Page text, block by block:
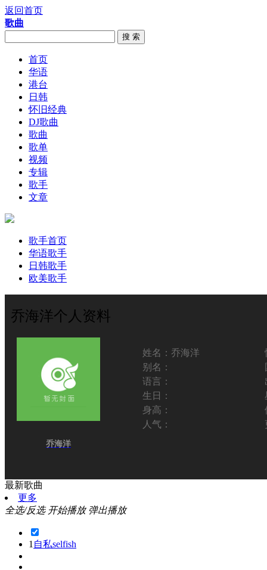
返回首页
歌曲
搜 索
首页
华语
港台
日韩
怀旧经典
DJ歌曲
歌曲
歌单
视频
专辑
歌手
文章
歌手首页
华语歌手
日韩歌手
欧美歌手
乔海洋个人资料
乔海洋
姓名： 乔海洋
别名：
语言：
生日：
身高：
人气：
最新歌曲
更多
全选/反选 开始播放 弹出播放
1 自私selfish